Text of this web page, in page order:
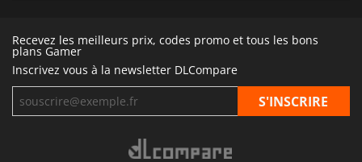
Recevez les meilleurs prix, codes promo et tous les bons
plans Gamer
Inscrivez vous à la newsletter DLCompare